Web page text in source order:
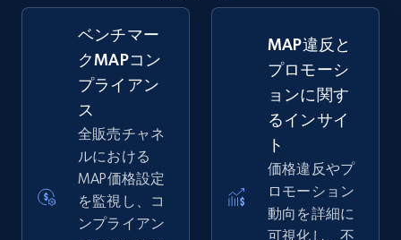
ベンチマー
クMAPコン
プライアン
ス
全販売チャネ
ルにおける
MAP価格設定
を監視し、コ
ンプライアン
MAP違反と
プロモーシ
ョンに関す
るインサイ
ト
価格違反やプ
ロモーション
動向を詳細に
可視化し、不